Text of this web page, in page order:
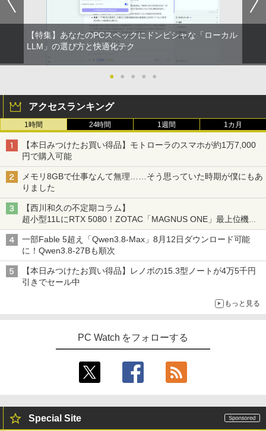
【特集】あなたのPCスペックにドンピシャな「ローカル
LLM」の選び方と快適化テク
● ● ● ● ●
アクセスランキング
1時間 24時間 1週間 1カ月
【本日みつけたお買い得品】モトローラのスマホが約1万7,000
円で購入可能
メモリ8GBで仕事なんて無理……そう思っていた時期が僕にもあ
りました
【西川和久の不定期コラム】
超小型11LにRTX 5080！ZOTAC「MAGNUS ONE」最上位機の
実力を探る
一部Fable 5超え「Qwen3.8-Max」8月12日ダウンロード可能
に！Qwen3.8-27Bも順次
【本日みつけたお買い得品】レノボの15.3型ノートが4万5千円
引きでセール中
もっと見る
PC Watch をフォローする
Special Site